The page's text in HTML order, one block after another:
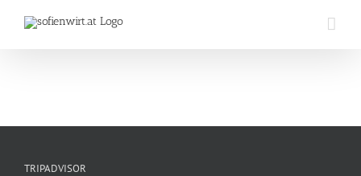
TRIPADVISOR